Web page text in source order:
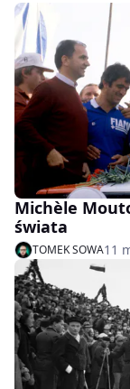
Michèle
świata
TOMEK SOWA11